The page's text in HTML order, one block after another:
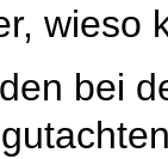
wieso
bei